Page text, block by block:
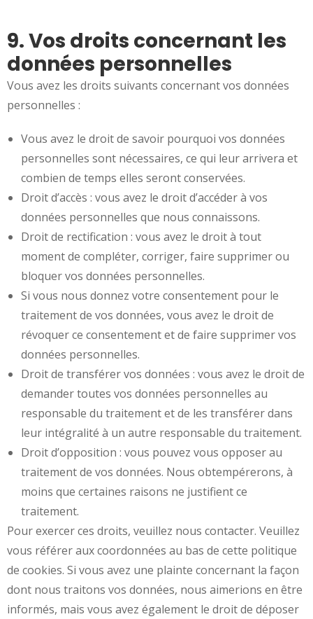
9. Vos droits concernant les
données personnelles
Vous avez les droits suivants concernant vos données
personnelles :
Vous avez le droit de savoir pourquoi vos données
personnelles sont nécessaires, ce qui leur arrivera et
combien de temps elles seront conservées.
Droit d’accès : vous avez le droit d’accéder à vos
données personnelles que nous connaissons.
Droit de rectification : vous avez le droit à tout
moment de compléter, corriger, faire supprimer ou
bloquer vos données personnelles.
Si vous nous donnez votre consentement pour le
traitement de vos données, vous avez le droit de
révoquer ce consentement et de faire supprimer vos
données personnelles.
Droit de transférer vos données : vous avez le droit de
demander toutes vos données personnelles au
responsable du traitement et de les transférer dans
leur intégralité à un autre responsable du traitement.
Droit d’opposition : vous pouvez vous opposer au
traitement de vos données. Nous obtempérerons, à
moins que certaines raisons ne justifient ce
traitement.
Pour exercer ces droits, veuillez nous contacter. Veuillez
vous référer aux coordonnées au bas de cette politique
de cookies. Si vous avez une plainte concernant la façon
dont nous traitons vos données, nous aimerions en être
informés, mais vous avez également le droit de déposer